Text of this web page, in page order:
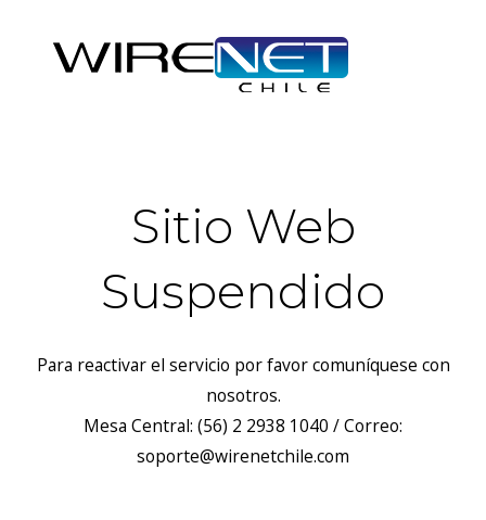
Sitio Web
Suspendido
Para reactivar el servicio por favor comuníquese con
nosotros.
Mesa Central: (56) 2 2938 1040 / Correo:
soporte@wirenetchile.com